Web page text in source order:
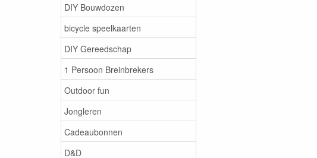
DIY Bouwdozen
bicycle speelkaarten
DIY Gereedschap
1 Persoon Breinbrekers
Outdoor fun
Jongleren
Cadeaubonnen
D&D